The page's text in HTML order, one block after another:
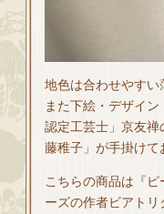
地色は合わせやすい
また下絵・デザイ
認定工芸士」京友
藤稚子」が手掛けて
こちらの商品は『
ーズの作者ビアト